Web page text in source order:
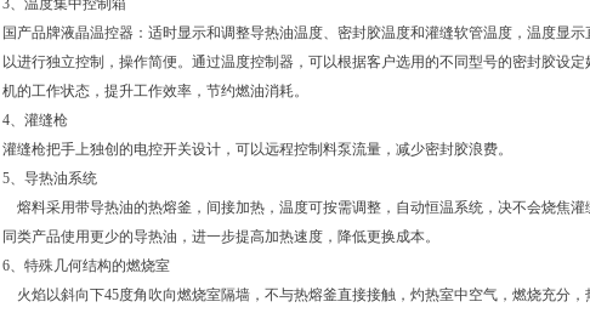
3、温度集中控制箱
国产品牌液晶温控器：适时显示和调整导热油温度、密封胶温度和灌缝软管温度，温度显
以进行独立控制，操作简便。通过温度控制器，可以根据客户选用的不同型号的密封胶设
机的工作状态，提升工作效率，节约燃油消耗。
4、灌缝枪
灌缝枪把手上独创的电控开关设计，可以远程控制料泵流量，减少密封胶浪费。
5、导热油系统
熔料采用带导热油的热熔釜，间接加热，温度可按需调整，自动恒温系统，决不会烧焦
同类产品使用更少的导热油，进一步提高加热速度，降低更换成本。
6、特殊几何结构的燃烧室
火焰以斜向下45度角吹向燃烧室隔墙，不与热熔釜直接接触，灼热室中空气，燃烧充分，